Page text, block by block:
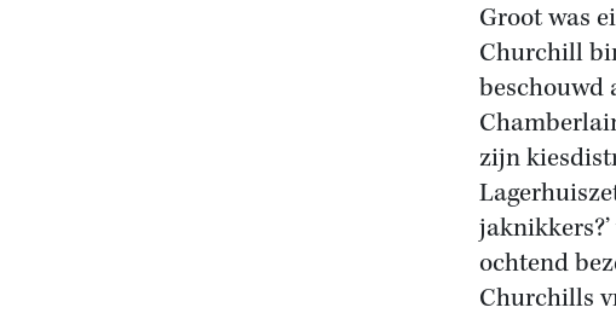
Groot was
Churchill
beschouwd
zijn
ochtend
Churchills